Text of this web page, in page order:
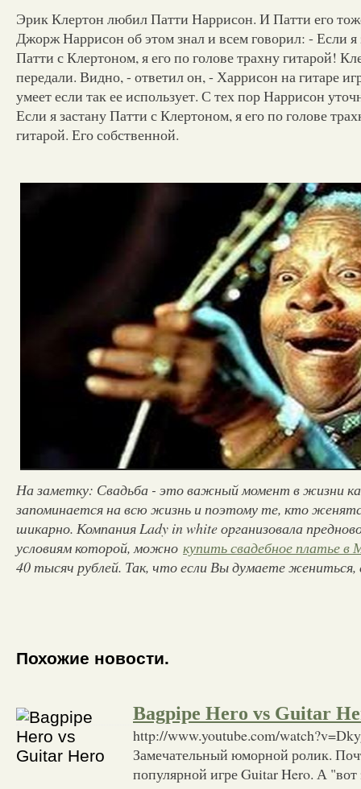
Эрик Клертон любил Патти Наррисон. И Патти его
Джорж Наррисон об этом знал и всем говорил: - Если я
Патти с Клертоном, я его по голове трахну гитарой!
передали. Видно, - ответил он, - Харрисон на гитаре
умеет если так ее использует. С тех пор Наррисон
Если я застану Патти с Клертоном, я его по голове
гитарой. Его собственной.
На заметку: Свадьба - это важный момент в жизни
запоминается на всю жизнь и поэтому те, кто
шикарно. Компания Lady in white организовала
условиям которой, можно купить свадебное платье в
40 тысяч рублей. Так, что если Вы думаете
Похожие новости.
Bagpipe Hero vs Guitar
http://www.youtube.com/
Замечательный юморной ролик.
популярной игре Guitar Hero. А "вот